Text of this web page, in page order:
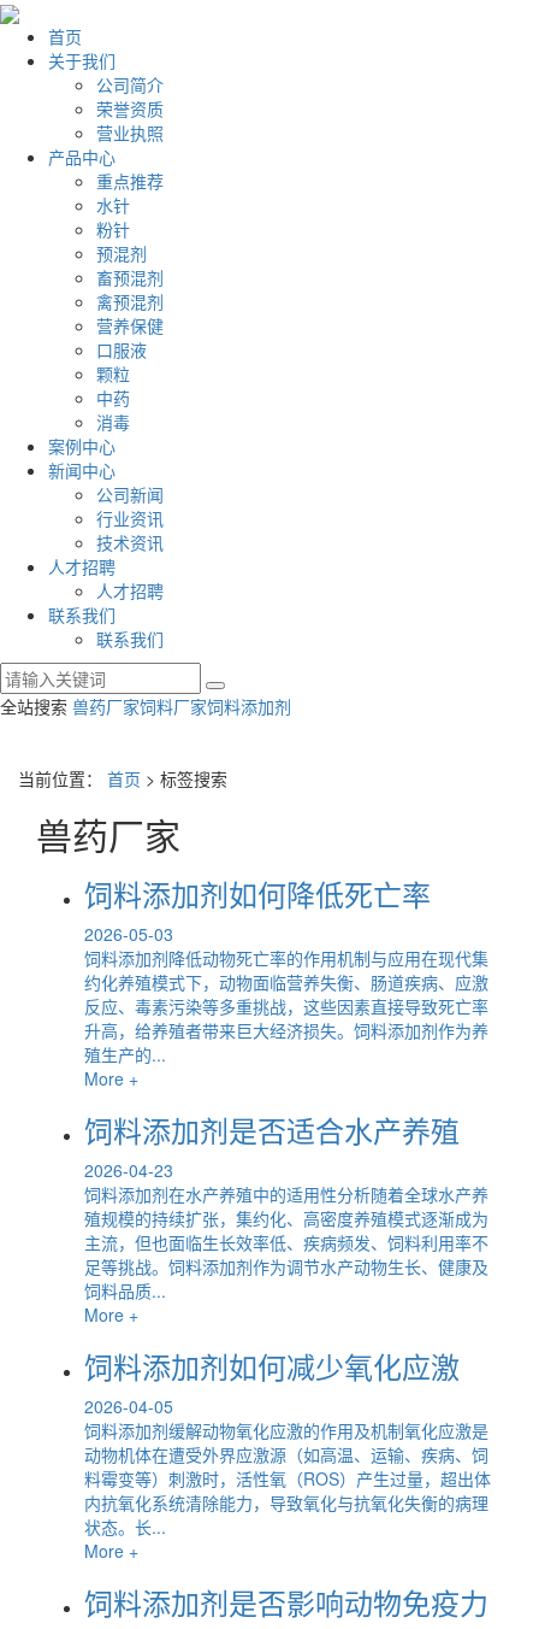
首页
关于我们
公司简介
荣誉资质
营业执照
产品中心
重点推荐
水针
粉针
预混剂
畜预混剂
禽预混剂
营养保健
口服液
颗粒
中药
消毒
案例中心
新闻中心
公司新闻
行业资讯
技术资讯
人才招聘
人才招聘
联系我们
联系我们
全站搜索 兽药厂家饲料厂家饲料添加剂
当前位置： 首页 > 标签搜索
兽药厂家
饲料添加剂如何降低死亡率
2026-05-03
饲料添加剂降低动物死亡率的作用机制与应用在现代集
约化养殖模式下，动物面临营养失衡、肠道疾病、应激
反应、毒素污染等多重挑战，这些因素直接导致死亡率
升高，给养殖者带来巨大经济损失。饲料添加剂作为养
殖生产的...
More +
饲料添加剂是否适合水产养殖
2026-04-23
饲料添加剂在水产养殖中的适用性分析随着全球水产养
殖规模的持续扩张，集约化、高密度养殖模式逐渐成为
主流，但也面临生长效率低、疾病频发、饲料利用率不
足等挑战。饲料添加剂作为调节水产动物生长、健康及
饲料品质...
More +
饲料添加剂如何减少氧化应激
2026-04-05
饲料添加剂缓解动物氧化应激的作用及机制氧化应激是
动物机体在遭受外界应激源（如高温、运输、疾病、饲
料霉变等）刺激时，活性氧（ROS）产生过量，超出体
内抗氧化系统清除能力，导致氧化与抗氧化失衡的病理
状态。长...
More +
饲料添加剂是否影响动物免疫力